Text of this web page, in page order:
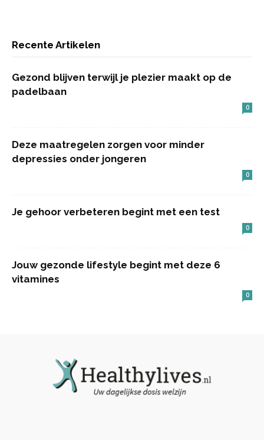
Recente Artikelen
Gezond blijven terwijl je plezier maakt op de
padelbaan
0
Deze maatregelen zorgen voor minder
depressies onder jongeren
0
Je gehoor verbeteren begint met een test
0
Jouw gezonde lifestyle begint met deze 6
vitamines
0